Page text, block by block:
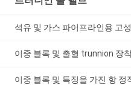
석유 및 가스 파이프라인용 고
이중 블록 및 출혈 trunnion 장
이중 블록 및 특징을 가진 항 정